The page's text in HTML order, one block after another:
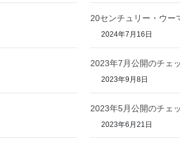
20センチュリー・ウー
2024年7月16日
2023年7月公開のチェ
2023年9月8日
2023年5月公開のチェ
2023年6月21日